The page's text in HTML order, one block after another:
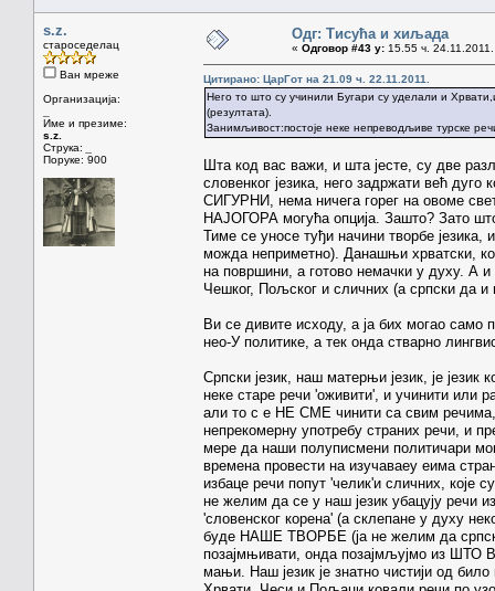
s.z.
староседелац
Ван мреже
Организација:
Име и презиме:
s.z.
Струка:
Поруке: 900
Одг: Тисућа и хиљада
« Одговор #43 у: 15.55 ч.
Цитирано: ЦарГот на 21.09 ч. 22.11.2011.
Него то што су учинили Бугари су уделали и
(резултата).
Занимљивост:постоје неке непреводљиве турске
Шта код вас важи, и шта јесте, су две
словенког језика, него задржати већ
СИГУРНИ, нема ничега горег на овоме
НАЈОГОРА могућа опција. Зашто? Зато
Тиме се уносе туђи начини творбе
можда неприметно). Данашњи хрватски,
на површини, а готово немачки у духу. А и
Чешког, Пољског и сличних (а српски да
Ви се дивите исходу, а ја бих могао само
нео-У политике, а тек онда стварно
Српски језик, наш матерњи језик, је
неке старе речи 'оживити', и учинити или
али то с е НЕ СМЕ чинити са свим
непрекомерну употребу страних речи, и
мере да наши полуписмени политичари
времена провести на изучаваеу еима
избаце речи попут 'челик'и сличних, које
не желим да се у наш језик убацују речи
'словенског корена' (а склепане у духу
буде НАШЕ ТВОРБЕ (ја не желим да
позајмњивати, онда позајмљујмо из ШТО
мањи. Наш језик је знатно чистији од